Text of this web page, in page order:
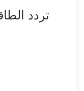
تردد